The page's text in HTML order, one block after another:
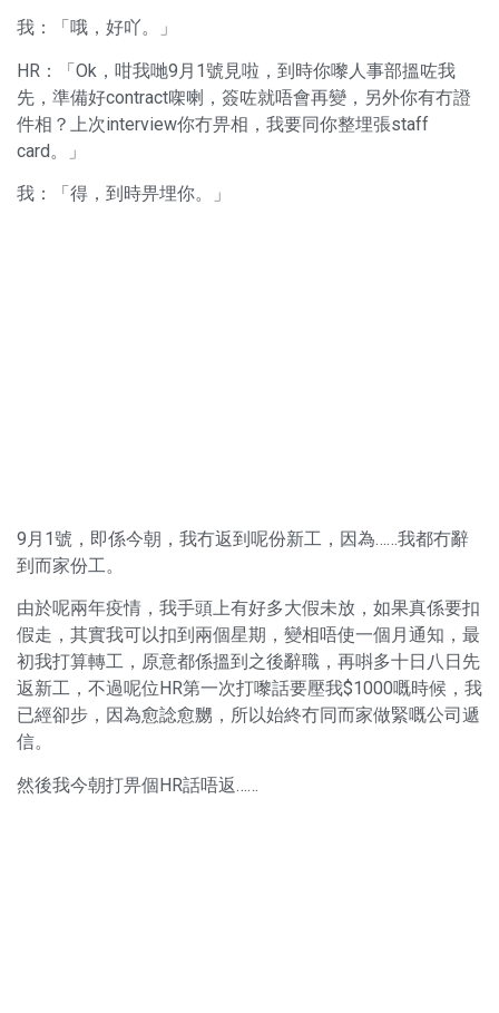
我：「哦，好吖。」
HR：「Ok，咁我哋9月1號見啦，到時你嚟人事部搵咗我
先，準備好contract㗎喇，簽咗就唔會再變，另外你有冇證
件相？上次interview你冇畀相，我要同你整埋張staff
card。」
我：「得，到時畀埋你。」
9月1號，即係今朝，我冇返到呢份新工，因為……我都冇辭
到而家份工。
由於呢兩年疫情，我手頭上有好多大假未放，如果真係要扣
假走，其實我可以扣到兩個星期，變相唔使一個月通知，最
初我打算轉工，原意都係搵到之後辭職，再唞多十日八日先
返新工，不過呢位HR第一次打嚟話要壓我$1000嘅時候，我
已經卻步，因為愈諗愈嬲，所以始終冇同而家做緊嘅公司遞
信。
然後我今朝打畀個HR話唔返……